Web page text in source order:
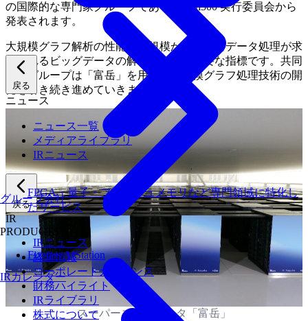
戻る
ニュース
ニュース一覧
メディアライブラリ
IRニュース
戻る
IR
IRニュース
経営情報
コーポレートガバナンス
財務ハイライト
IRライブラリ
株式について
グループ会社
FPGA・量子・フラッシュメモリなど専門領域に特化し
たサービス
PRODUCTS
Fixstars AIStation
IRカレンダー
の国際的な専門家グループである Graph500 実行委員会から
発表されます。
大規模グラフ解析の性能は大規模かつ複雑なデータ処理が求
められるビッグデータの解析における重要な指標です。共同
研究グループは「富岳」を用いた大規模グラフ処理技術の開
発を引き続き進めていきます。
スーパーコンピュータ「富岳」